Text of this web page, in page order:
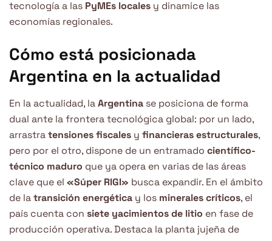
tecnología a las PyMEs locales y dinamice las
economías regionales.
Cómo está posicionada
Argentina en la actualidad
En la actualidad, laArgentina se posiciona de forma
dual ante la frontera tecnológica global: por un lado,
arrastratensiones fiscales y financieras estructurales,
pero por el otro, dispone de un entramado científico-
técnico maduro que ya opera en varias de las áreas
clave que el «Súper RIGI» busca expandir. En el ámbito
de latransición energética y los minerales críticos, el
país cuenta con siete yacimientos de litio en fase de
producción operativa. Destaca la planta jujeña de